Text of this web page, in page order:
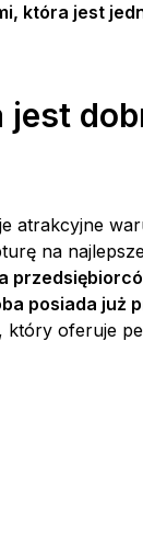
która jest
jest
atrakcyjne
na
posiada już
oferuje